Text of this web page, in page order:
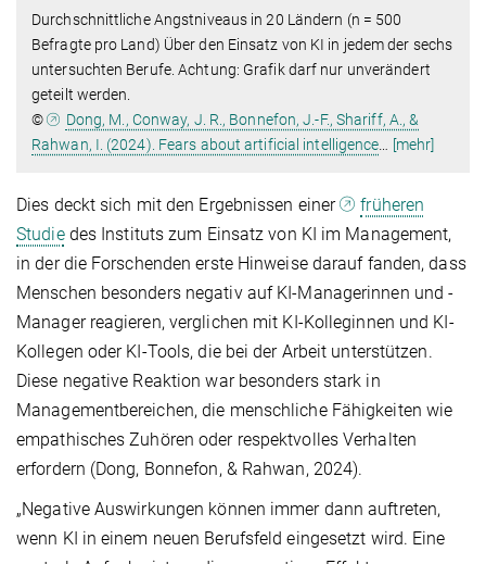
Durchschnittliche Angstniveaus in 20 Ländern (n = 500
Befragte pro Land) Über den Einsatz von KI in jedem der sechs
untersuchten Berufe. Achtung: Grafik darf nur unverändert
geteilt werden.
©
Dong, M., Conway, J. R., Bonnefon, J.-F., Shariff, A., &
Rahwan, I. (2024). Fears about artificial intelligence
[mehr]
Dies deckt sich mit den Ergebnissen einer
früheren
Studiedes Instituts zum Einsatz von KI im Management,
in der die Forschenden erste Hinweise darauf fanden, dass
Menschen besonders negativ auf KI-Managerinnen und -
Manager reagieren, verglichen mit KI-Kolleginnen und KI-
Kollegen oder KI-Tools, die bei der Arbeit unterstützen.
Diese negative Reaktion war besonders stark in
Managementbereichen, die menschliche Fähigkeiten wie
empathisches Zuhören oder respektvolles Verhalten
erfordern (Dong, Bonnefon, & Rahwan, 2024).
„Negative Auswirkungen können immer dann auftreten,
wenn KI in einem neuen Berufsfeld eingesetzt wird. Eine